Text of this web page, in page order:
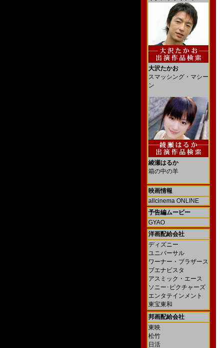
大沢たかお
スマッシング・マシー
ン
綾瀬はるか
箱の中の羊
映画情報
allcinema ONLINE
予告編ムービー
GYAO
洋画配給会社
ディズニー
ユニバーサル
ワーナー・ブラザース
ブエナビスタ
アスミック・エース
ソニー･ピクチャーズ
エンタテインメント
東宝東和
邦画配給会社
東映
松竹
日活